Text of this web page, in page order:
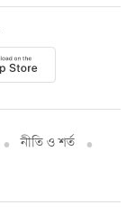
নীতি ও শর্ত